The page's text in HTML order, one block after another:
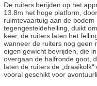
De ruiters berijden op het
13.8m het hoge platform,
ruimtevaartuig aan de
tegengesteldehelling, duikt
keer, de ruiters laten het
wanneer de ruiters nog geen
eigen gewicht bevrijden, die
overgaan de halfronde goot,
laten de ruiters de
vooral geschikt voor